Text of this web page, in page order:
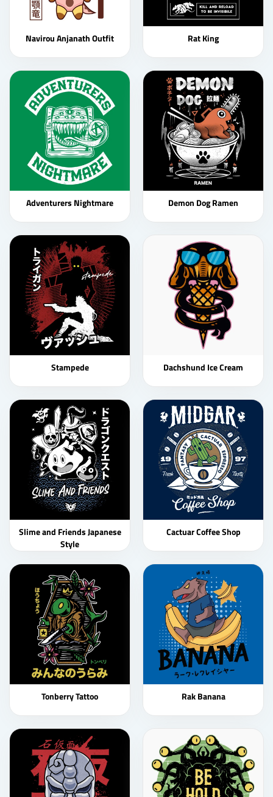
Navirou Anjanath Outfit Rat King
Adventurers Nightmare Demon Dog Ramen
Stampede Dachshund Ice Cream
Slime and Friends Japanese
Style
Cactuar Coffee Shop
Tonberry Tattoo Rak Banana